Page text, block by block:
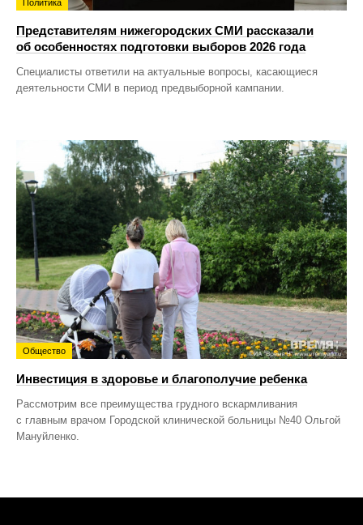
Политика
Представителям нижегородских СМИ рассказали
об особенностях подготовки выборов 2026 года
Специалисты ответили на актуальные вопросы, касающиеся
деятельности СМИ в период предвыборной кампании.
Общество
Инвестиция в здоровье и благополучие ребенка
Рассмотрим все преимущества грудного вскармливания
с главным врачом Городской клинической больницы №40 Ольгой
Мануйленко.